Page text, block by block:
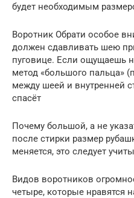
будет необходимым
Воротник Обрати особое
должен сдавливать шею
пуговице. Если ощущаешь
метод «большого пальца»
между шеей и внутренней
спасёт
Почему большой, а не
после стирки размер
меняется, это следует
Видов воротников
четыре, которые нравятся